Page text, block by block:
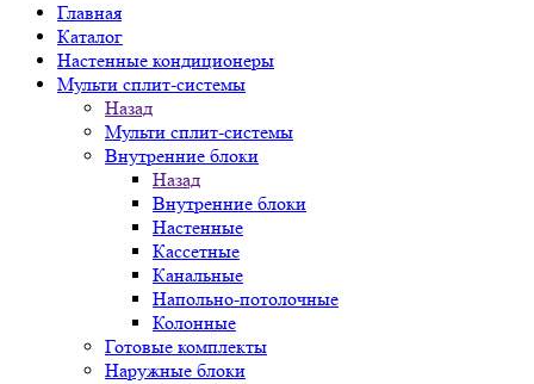
Главная
Каталог
Настенные кондиционеры
Мульти сплит-системы
Назад
Мульти сплит-системы
Внутренние блоки
Назад
Внутренние блоки
Настенные
Кассетные
Канальные
Напольно-потолочные
Колонные
Готовые комплекты
Наружные блоки